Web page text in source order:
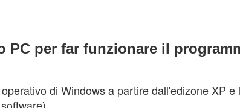
PC per far funzionare il
di Windows a partire dall'edizone XP